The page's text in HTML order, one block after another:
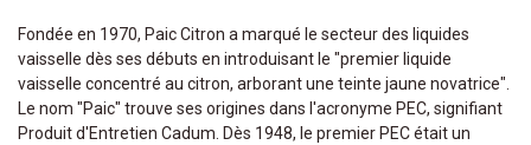
Fondée en 1970, Paic Citron a marqué le secteur des liquides
vaisselle dès ses débuts en introduisant le "premier liquide
vaisselle concentré au citron, arborant une teinte jaune novatrice".
Le nom "Paic" trouve ses origines dans l'acronyme PEC, signifiant
Produit d'Entretien Cadum. Dès 1948, le premier PEC était un